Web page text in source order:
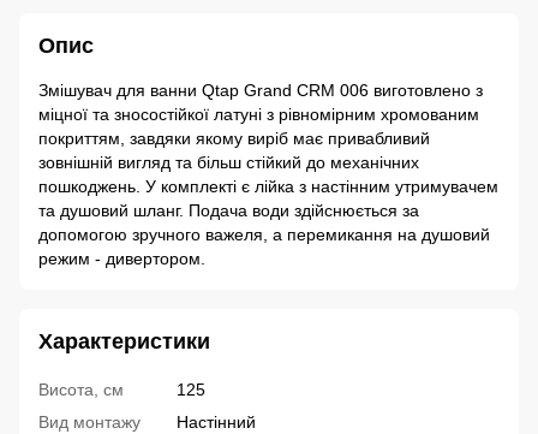
Опис
Змішувач для ванни Qtap Grand CRM 006 виготовлено з
міцної та зносостійкої латуні з рівномірним хромованим
покриттям, завдяки якому виріб має привабливий
зовнішній вигляд та більш стійкий до механічних
пошкоджень. У комплекті є лійка з настінним утримувачем
та душовий шланг. Подача води здійснюється за
допомогою зручного важеля, а перемикання на душовий
режим - дивертором.
Характеристики
Висота, см
125
Вид монтажу
Настінний